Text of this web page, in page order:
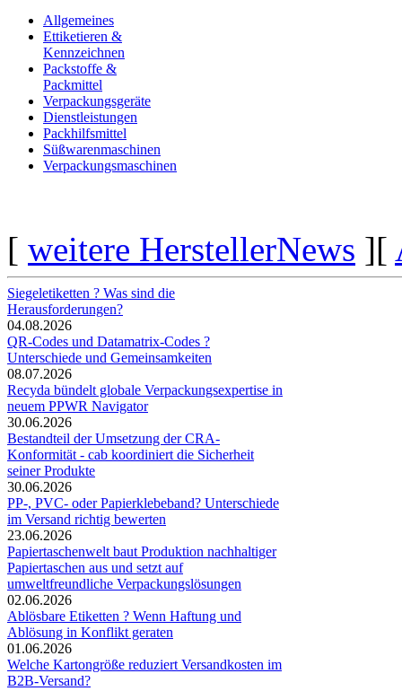
Allgemeines
Ettiketieren &
Kennzeichnen
Packstoffe &
Packmittel
Verpackungsgeräte
Dienstleistungen
Packhilfsmittel
Süßwarenmaschinen
Verpackungsmaschinen
[ weitere HerstellerNews ][
Siegeletiketten ? Was sind die
Herausforderungen?
04.08.2026
QR-Codes und Datamatrix-Codes ?
Unterschiede und Gemeinsamkeiten
08.07.2026
Recyda bündelt globale Verpackungsexpertise in
neuem PPWR Navigator
30.06.2026
Bestandteil der Umsetzung der CRA-
Konformität - cab koordiniert die Sicherheit
seiner Produkte
30.06.2026
PP-, PVC- oder Papierklebeband? Unterschiede
im Versand richtig bewerten
23.06.2026
Papiertaschenwelt baut Produktion nachhaltiger
Papiertaschen aus und setzt auf
umweltfreundliche Verpackungslösungen
02.06.2026
Ablösbare Etiketten ? Wenn Haftung und
Ablösung in Konflikt geraten
01.06.2026
Welche Kartongröße reduziert Versandkosten im
B2B-Versand?